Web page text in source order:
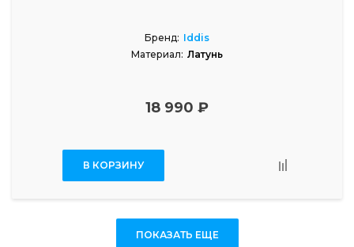
Бренд: Iddis
Материал: Латунь
18 990 ₽
В КОРЗИНУ
ПОКАЗАТЬ ЕЩЕ